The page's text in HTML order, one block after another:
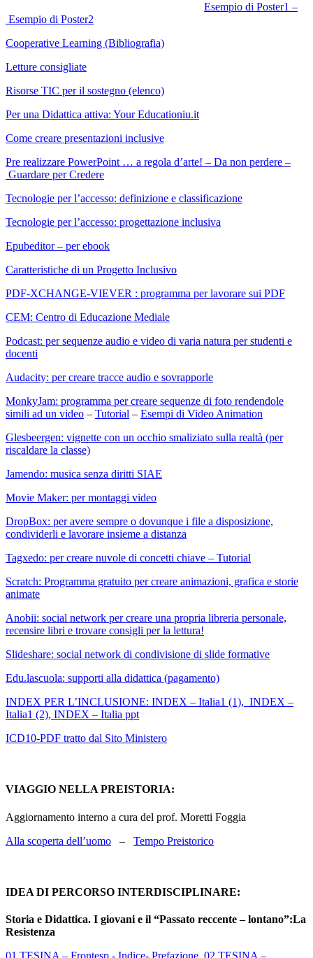
Esempio di Poster1 –
Esempio di Poster2
Cooperative Learning (Bibliografia)
Letture consigliate
Risorse TIC per il sostegno (elenco)
Per una Didattica attiva: Your Educationiu.it
Come creare presentazioni inclusive
Pre realizzare PowerPoint … a regola d’arte! – Da non perdere –
Guardare per Credere
Tecnologie per l’accesso: definizione e classificazione
Tecnologie per l’accesso: progettazione inclusiva
Epubeditor – per ebook
Caratteristiche di un Progetto Inclusivo
PDF-XCHANGE-VIEVER : programma per lavorare sui PDF
CEM: Centro di Educazione Mediale
Podcast: per sequenze audio e video di varia natura per studenti e
docenti
Audacity: per creare tracce audio e sovrapporle
MonkyJam: programma per creare sequenze di foto rendendole
simili ad un video – Tutorial – Esempi di Video Animation
Glesbeergen: vignette con un occhio smaliziato sulla realtà (per
riscaldare la classe)
Jamendo: musica senza diritti SIAE
Movie Maker: per montaggi video
DropBox: per avere sempre o dovunque i file a disposizione,
condividerli e lavorare insieme a distanza
Tagxedo: per creare nuvole di concetti chiave – Tutorial
Scratch: Programma gratuito per creare animazioni, grafica e storie
animate
Anobii: social network per creare una propria libreria personale,
recensire libri e trovare consigli per la lettura!
Slideshare: social network di condivisione di slide formative
Edu.lascuola: supporti alla didattica (pagamento)
INDEX PER L’INCLUSIONE: INDEX – Italia1 (1), INDEX –
Italia1 (2), INDEX – Italia ppt
ICD10-PDF tratto dal Sito Ministero
VIAGGIO NELLA PREISTORIA:
Aggiornamento interno a cura del prof. Moretti Foggia
Alla scoperta dell’uomo – Tempo Preistorico
IDEA DI PERCORSO INTERDISCIPLINARE:
Storia e Didattica. I giovani e il “Passato reccente – lontano”:La
Resistenza